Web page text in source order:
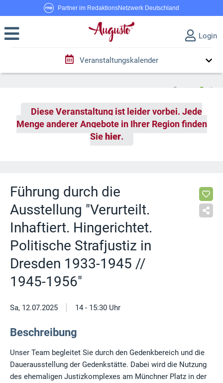
Partner im RedaktionsNetzwerk Deutschland
Login
Veranstaltungskalender
Diese Veranstaltung ist leider vorbei. Jede
Menge anderer Angebote in Ihrer Region finden
Sie hier.
Führung durch die
Ausstellung "Verurteilt.
Inhaftiert. Hingerichtet.
Politische Strafjustiz in
Dresden 1933-1945 //
1945-1956"
Sa, 12.07.2025 | 14 - 15:30 Uhr
Beschreibung
Unser Team begleitet Sie durch den Gedenkbereich und die
Dauerausstellung der Gedenkstätte. Dabei wird die Nutzung
des ehemaligen Justizkomplexes am Münchner Platz in der